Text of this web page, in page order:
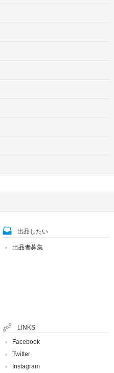
出品したい
出品者募集
LINKS
Facebook
Twitter
Instagram